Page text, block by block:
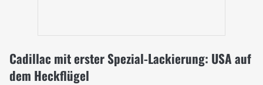
Cadillac mit erster Spezial-Lackierung: USA auf
dem Heckflügel